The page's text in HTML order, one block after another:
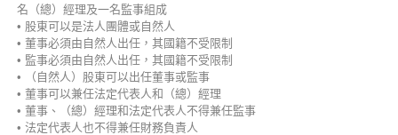
名（總）經理及一名監事組成
• 股東可以是法人團體或自然人
• 董事必須由自然人出任，其國籍不受限制
• 監事必須由自然人出任，其國籍不受限制
• （自然人）股東可以出任董事或監事
• 董事可以兼任法定代表人和（總）經理
• 董事、（總）經理和法定代表人不得兼任監事
• 法定代表人也不得兼任財務負責人